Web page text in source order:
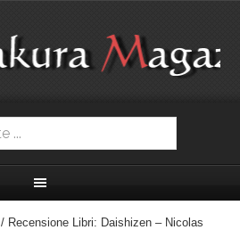
/ Recensione Libri: Daishizen – Nicolas